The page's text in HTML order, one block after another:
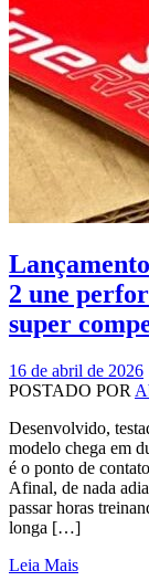
2 une
super
16 de abril de 2026
POSTADO POR
Desenvolvido,
modelo chega em
é o ponto de
Afinal, de nada
passar horas
longa […]
Leia Mais